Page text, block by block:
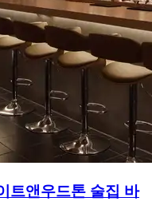
트앤우드톤 술집 바